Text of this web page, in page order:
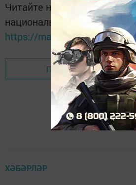
Читайте новости
национальном
https://max.ru/tatmedia
Перейти на страницу
ХӘБӘРЛӘР